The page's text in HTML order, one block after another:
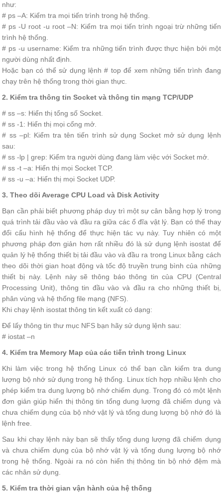
như:
# ps –A: Kiểm tra mọi tiến trình trong hệ thống.
# ps -U root -u root –N: Kiểm tra mọi tiến trình ngoại trừ những tiến
trình hệ thống.
# ps -u username: Kiểm tra những tiến trình được thực hiện bởi một
người dùng nhất định.
Hoặc bạn có thể sử dụng lệnh # top để xem những tiến trình đang
chạy trên hệ thống trong thời gian thực.
2. Kiểm tra thông tin Socket và thông tin mạng TCP/UDP
# ss –s: Hiển thị tổng số Socket.
# ss -1: Hiển thị mọi cổng mở.
# ss –pl: Kiểm tra tên tiến trình sử dụng Socket mở sử dụng lệnh
sau:
# ss -lp | grep: Kiểm tra người dùng đang làm việc với Socket mở.
# ss -t –a: Hiển thị mọi Socket TCP.
# ss -u –a: Hiển thị mọi Socket UDP.
3. Theo dõi Average CPU Load và Disk Activity
Bạn cần phải biết phương pháp duy trì một sự cân bằng hợp lý trong
quá trình tải đầu vào và đầu ra giữa các ổ đĩa vật lý. Bạn có thể thay
đổi cấu hình hệ thống để thực hiện tác vụ này. Tuy nhiên có một
phương pháp đơn giản hơn rất nhiều đó là sử dụng lệnh isostat để
quản lý hệ thống thiết bị tải đầu vào và đầu ra trong Linux bằng cách
theo dõi thời gian hoạt động và tốc độ truyền trung bình của những
thiết bị này. Lệnh này sẽ thông báo thông tin của CPU (Central
Processing Unit), thông tin đầu vào và đầu ra cho những thiết bị,
phân vùng và hệ thống file mạng (NFS).
Khi chạy lệnh isostat thông tin kết xuất có dạng:
Để lấy thông tin thư mục NFS bạn hãy sử dụng lệnh sau:
# iostat –n
4. Kiểm tra Memory Map của các tiến trình trong Linux
Khi làm việc trong hệ thống Linux có thể bạn cần kiểm tra dung
lượng bộ nhớ sử dụng trong hệ thống. Linux tích hợp nhiều lệnh cho
phép kiểm tra dung lượng bộ nhớ chiếm dụng. Trong đó có một lệnh
đơn giản giúp hiển thị thông tin tổng dung lượng đã chiếm dụng và
chưa chiếm dụng của bộ nhớ vật lý và tổng dung lượng bộ nhớ đó là
lệnh free.
Sau khi chạy lệnh này bạn sẽ thấy tổng dung lượng đã chiếm dụng
và chưa chiếm dụng của bộ nhớ vật lý và tổng dung lượng bộ nhớ
trong hệ thống. Ngoài ra nó còn hiển thị thông tin bộ nhớ đệm mà
các nhân sử dụng.
5. Kiểm tra thời gian vận hành của hệ thống